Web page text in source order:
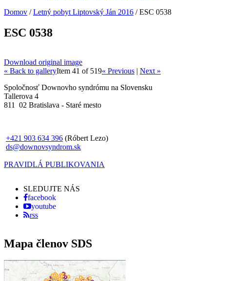
Domov /Letný pobyt Liptovský Ján 2016 /ESC 0538
ESC 0538
Download original image
« Back to galleryItem 41 of 519« Previous | Next »
Spoločnosť Downovho syndrómu na Slovensku
Tallerova 4
811 02 Bratislava - Staré mesto
+421 903 634 396 (Róbert Lezo)
ds@downovsyndrom.sk
PRAVIDLÁ PUBLIKOVANIA
SLEDUJTE NÁS
facebook
youtube
rss
Mapa členov SDS